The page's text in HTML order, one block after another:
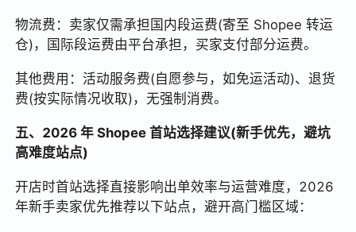
物流费：卖家仅需承担国内段运费(寄至 Shopee 转运
仓)，国际段运费由平台承担，买家支付部分运费。
其他费用：活动服务费(自愿参与，如免运活动)、退货
费(按实际情况收取)，无强制消费。
五、2026 年 Shopee 首站选择建议(新手优先，避坑
高难度站点)
开店时首站选择直接影响出单效率与运营难度，2026
年新手卖家优先推荐以下站点，避开高门槛区域：